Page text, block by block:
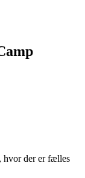
hvor der er fælles